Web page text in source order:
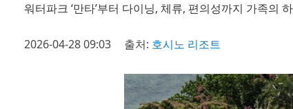
워터파크 ‘만타’부터 다이닝, 체류, 편의성까지 가족의
2026-04-28 09:03 출처: 호시노 리조트